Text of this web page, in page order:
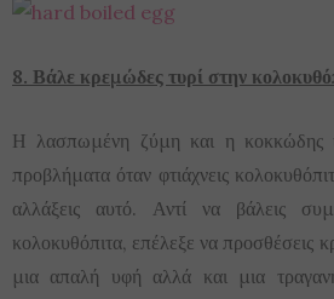
8. Βάλε κρεμώδες τυρί στην
Η λασπωμένη ζύμη και η κοκκώδης
προβλήματα όταν φτιάχνεις
αλλάξεις αυτό. Αντί να βάλεις
κολοκυθόπιτα, επέλεξε να προσθέσεις
μια απαλή υφή αλλά και μια